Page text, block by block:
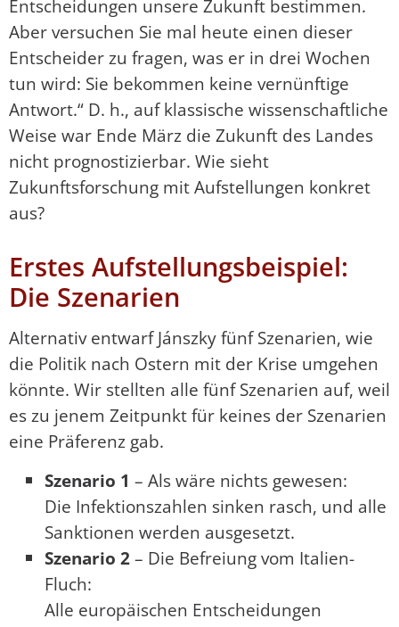
Entscheidungen unsere Zukunft bestimmen.
Aber versuchen Sie mal heute einen dieser
Entscheider zu fragen, was er in drei Wochen
tun wird: Sie bekommen keine vernünftige
Antwort.“ D. h., auf klassische wissenschaftliche
Weise war Ende März die Zukunft des Landes
nicht prognostizierbar. Wie sieht
Zukunftsforschung mit Aufstellungen konkret
aus?
Erstes Aufstellungsbeispiel:
Die Szenarien
Alternativ entwarf Jánszky fünf Szenarien, wie
die Politik nach Ostern mit der Krise umgehen
könnte. Wir stellten alle fünf Szenarien auf, weil
es zu jenem Zeitpunkt für keines der Szenarien
eine Präferenz gab.
Szenario 1 – Als wäre nichts gewesen:
Die Infektionszahlen sinken rasch, und alle
Sanktionen werden ausgesetzt.
Szenario 2– Die Befreiung vom Italien-
Fluch:
Alle europäischen Entscheidungen